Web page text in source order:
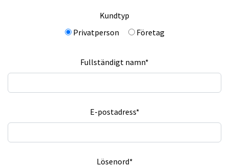
Kundtyp
Privatperson
Företag
Fullständigt namn*
E-postadress*
Lösenord*